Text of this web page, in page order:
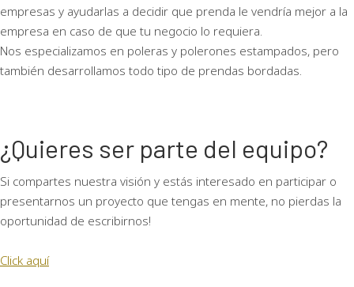
empresas y ayudarlas a decidir que prenda le vendría mejor a la
empresa en caso de que tu negocio lo requiera.
Nos especializamos en poleras y polerones estampados, pero
también desarrollamos todo tipo de prendas bordadas.
¿Quieres ser parte del equipo?
Si compartes nuestra visión y estás interesado en participar o
presentarnos un proyecto que tengas en mente, no pierdas la
oportunidad de escribirnos!
Click aquí